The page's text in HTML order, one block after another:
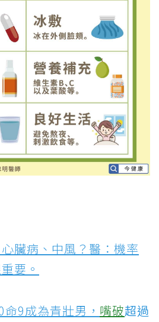
臟病、中風？醫：機率
要。
9成為青壯男， 嘴破超過